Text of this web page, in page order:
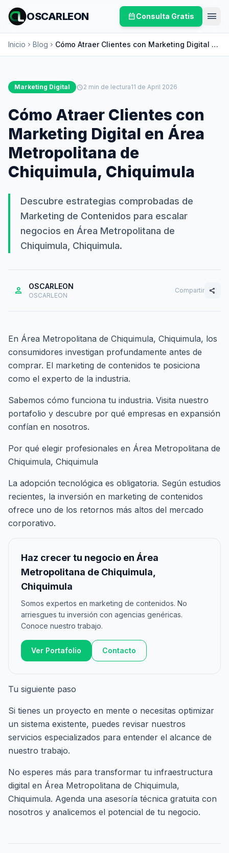
OSCARLEON calendar_monthConsulta Gratis menu
Inicio chevron_right Blog chevron_right Cómo Atraer Clientes con Marketing Digital en
Área Metropolitana de Chiquimula,
Marketing Digital schedule2 min de lectura11 de April 2026
Cómo Atraer Clientes con
Marketing Digital en Área
Metropolitana de
Chiquimula, Chiquimula
Descubre estrategias comprobadas de
Marketing de Contenidos para escalar
negocios en Área Metropolitana de
Chiquimula, Chiquimula.
person OSCARLEON
OSCARLEON
Compartir share
En Área Metropolitana de Chiquimula, Chiquimula, los
consumidores investigan profundamente antes de
comprar. El marketing de contenidos te posiciona
como el experto de la industria.
Sabemos cómo funciona tu industria. Visita nuestro
portafolio y descubre por qué empresas en expansión
confían en nosotros.
Por qué elegir profesionales en Área Metropolitana de
Chiquimula, Chiquimula
La adopción tecnológica es obligatoria. Según estudios
recientes, la inversión en marketing de contenidos
ofrece uno de los retornos más altos del mercado
corporativo.
Haz crecer tu negocio en Área
Metropolitana de Chiquimula,
Chiquimula
Somos expertos en marketing de contenidos. No
arriesgues tu inversión con agencias genéricas.
Conoce nuestro trabajo.
Ver Portafolio Contacto
Tu siguiente paso
Si tienes un proyecto en mente o necesitas optimizar
un sistema existente, puedes revisar nuestros
servicios especializados para entender el alcance de
nuestro trabajo.
No esperes más para transformar tu infraestructura
digital en Área Metropolitana de Chiquimula,
Chiquimula. Agenda una asesoría técnica gratuita con
nosotros y analicemos el potencial de tu negocio.